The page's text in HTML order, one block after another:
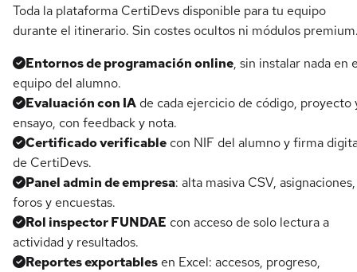
Toda la plataforma CertiDevs disponible para tu equipo
durante el itinerario. Sin costes ocultos ni módulos
Entornos de programación online, sin instalar nada en
equipo del alumno.
Evaluación con IA de cada ejercicio de código, proyecto
ensayo, con feedback y nota.
Certificado verificable con NIF del alumno y firma
de CertiDevs.
Panel admin de empresa: alta masiva CSV, asignaciones,
foros y encuestas.
Rol inspector FUNDAE con acceso de solo lectura a
actividad y resultados.
Reportes exportables en Excel: accesos, progreso,